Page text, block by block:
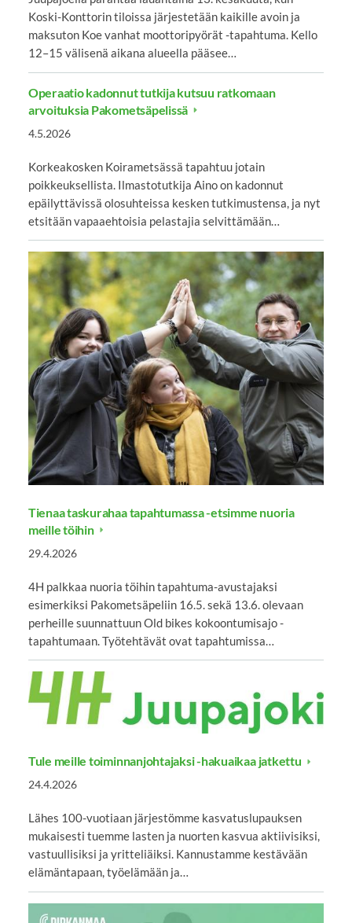
Koski-Konttorin tiloissa järjestetään kaikille avoin ja
maksuton Koe vanhat moottoripyörät -tapahtuma. Kello
12–15 välisenä aikana alueella pääsee…
Operaatio kadonnut tutkija kutsuu ratkomaan
arvoituksia Pakometsäpelissä
4.5.2026
Korkeakosken Koirametsässä tapahtuu jotain
poikkeuksellista. Ilmastotutkija Aino on kadonnut
epäilyttävissä olosuhteissa kesken tutkimustensa, ja nyt
etsitään vapaaehtoisia pelastajia selvittämään…
Tienaa taskurahaa tapahtumassa -etsimme nuoria
meille töihin
29.4.2026
4H palkkaa nuoria töihin tapahtuma-avustajaksi
esimerkiksi Pakometsäpeliin 16.5. sekä 13.6. olevaan
perheille suunnattuun Old bikes kokoontumisajo -
tapahtumaan. Työtehtävät ovat tapahtumissa…
Tule meille toiminnanjohtajaksi -hakuaikaa jatkettu
24.4.2026
Lähes 100-vuotiaan järjestömme kasvatuslupauksen
mukaisesti tuemme lasten ja nuorten kasvua aktiivisiksi,
vastuullisiksi ja yritteliäiksi. Kannustamme kestävään
elämäntapaan, työelämään ja…